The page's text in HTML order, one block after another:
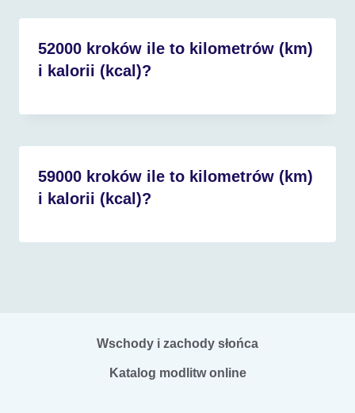
52000 kroków ile to kilometrów (km)
i kalorii (kcal)?
59000 kroków ile to kilometrów (km)
i kalorii (kcal)?
Wschody i zachody słońca
Katalog modlitw online